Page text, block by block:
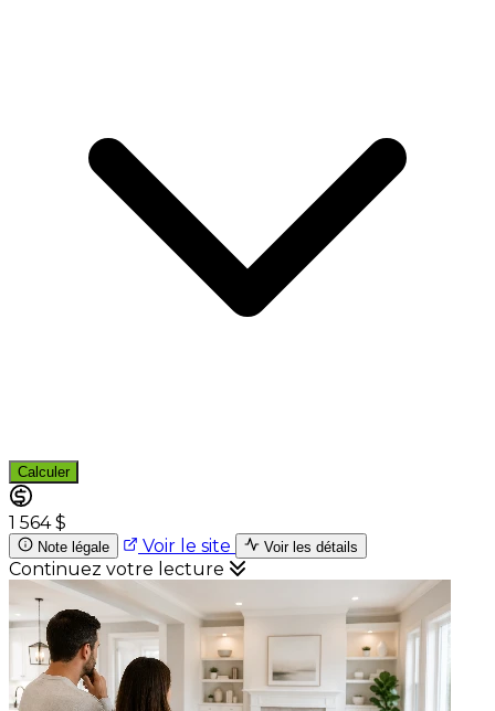
Calculer
1 564 $
Note légale Voir le site Voir les détails
Continuez votre lecture